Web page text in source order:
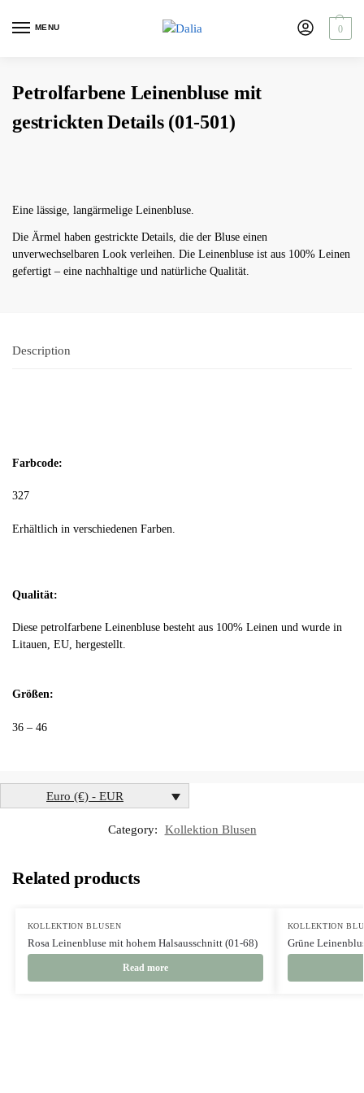
MENU 0
Petrolfarbene Leinenbluse mit
gestrickten Details (01-501)
Eine lässige, langärmelige Leinenbluse.
Die Ärmel haben gestrickte Details, die der Bluse einen
unverwechselbaren Look verleihen. Die Leinenbluse ist aus 100% Leinen
gefertigt – eine nachhaltige und natürliche Qualität.
Description
Farbcode:
327
Erhältlich in verschiedenen Farben.
Qualität:
Diese petrolfarbene Leinenbluse besteht aus 100% Leinen und wurde in
Litauen, EU, hergestellt.
Größen:
36 – 46
Euro (€) - EUR
Category: Kollektion Blusen
Related products
KOLLEKTION BLUSEN
Rosa Leinenbluse mit hohem Halsausschnitt (01-68)
Read more
KOLLEKTION
Grüne